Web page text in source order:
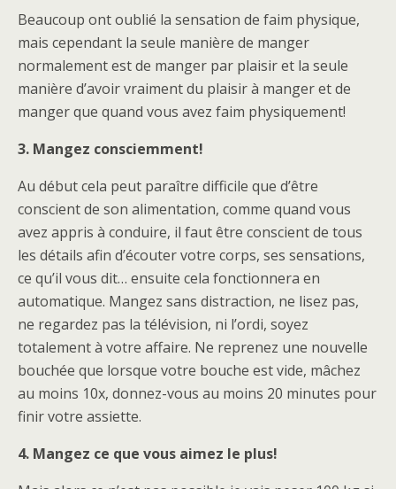
Beaucoup ont oublié la sensation de faim physique,
mais cependant la seule manière de manger
normalement est de manger par plaisir et la seule
manière d’avoir vraiment du plaisir à manger et de
manger que quand vous avez faim physiquement!
3. Mangez consciemment!
Au début cela peut paraître difficile que d’être
conscient de son alimentation, comme quand vous
avez appris à conduire, il faut être conscient de tous
les détails afin d’écouter votre corps, ses sensations,
ce qu’il vous dit… ensuite cela fonctionnera en
automatique. Mangez sans distraction, ne lisez pas,
ne regardez pas la télévision, ni l’ordi, soyez
totalement à votre affaire. Ne reprenez une nouvelle
bouchée que lorsque votre bouche est vide, mâchez
au moins 10x, donnez-vous au moins 20 minutes pour
finir votre assiette.
4. Mangez ce que vous aimez le plus!